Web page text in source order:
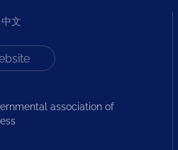
中文
association of